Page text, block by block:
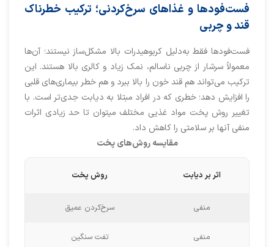
فست‌فودها و غذاهای سرخ‌کردنی؛ ترکیب خطرناک
قند و چربی
فست‌فودها فقط به‌دلیل کربوهیدرات بالا مشکل‌ساز نیستند؛ آن‌ها
معمولاً سرشار از چربی ناسالم، نمک زیاد و کالری بالا هستند. این
ترکیب می‌تواند هم قند خون را بالا ببرد و هم خطر بیماری‌های قلبی
را افزایش دهد؛ خطری که در افراد مبتلا به دیابت جدی‌تر است. با
تغییر روش پخت مواد غذیی مختلف میتوان تا حد زیادی اثرات
منفی آنها بر سلامتی را کاهش داد.
مقایسه روش‌های پخت
اثر بر دیابت روش پخت
منفی سرخ‌کردن عمیق
منفی تفت سنگین